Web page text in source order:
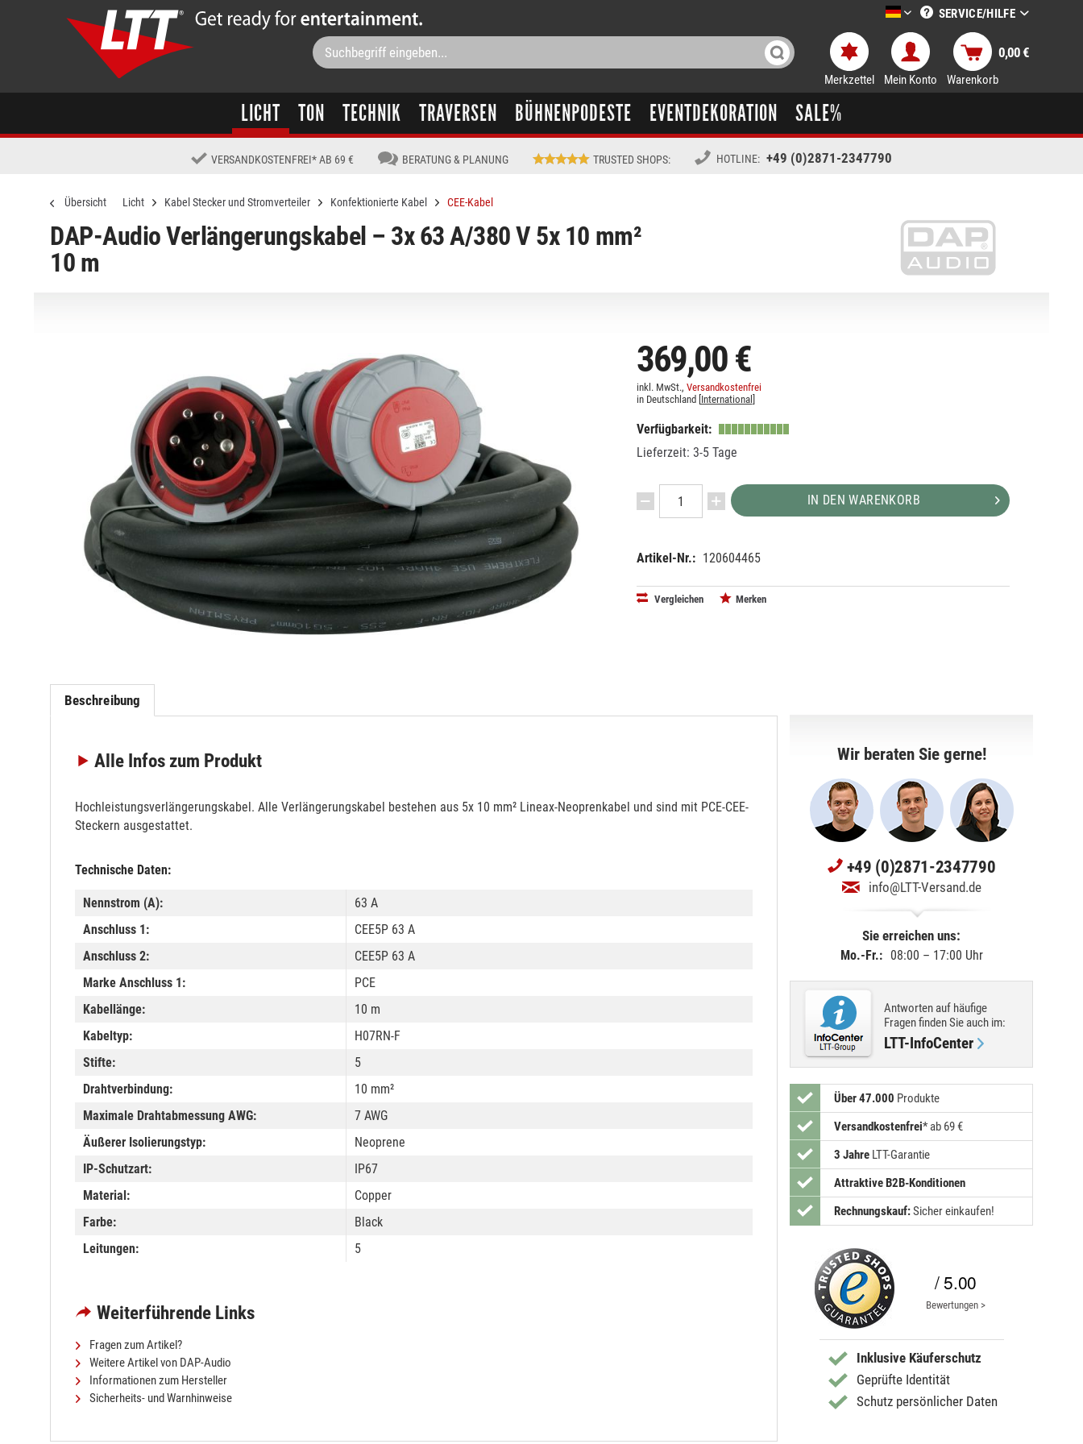
LTT-Versand deutsch
SERVICE/HILFE
Merkzettel Mein Konto Warenkorb
0,00 €
LICHT TON TECHNIK TRAVERSEN BÜHNENPODESTE EVENTDEKORATION SALE%
VERSANDKOSTENFREI* AB 69 € BERATUNG & PLANUNG TRUSTED SHOPS: HOTLINE: +49 (0)2871-2347790
Übersicht Licht Kabel Stecker und Stromverteiler Konfektionierte Kabel CEE-Kabel
DAP-Audio Verlängerungskabel – 3x 63 A/380 V 5x 10 mm²
10 m
369,00 €
inkl. MwSt., Versandkostenfrei
in Deutschland [ International
Verfügbarkeit:
Lieferzeit: 3-5 Tage
IN DEN WARENKORB
Artikel-Nr.: 120604465
Vergleichen Merken
Beschreibung
Alle Infos zum Produkt
Hochleistungsverlängerungskabel. Alle Verlängerungskabel bestehen aus 5x 10 mm² Lineax-Neoprenkabel und sind mit PCE-CEE-
Steckern ausgestattet.
Technische Daten:
Nennstrom (A):
63 A
Anschluss 1:
CEE5P 63 A
Anschluss 2:
CEE5P 63 A
Marke Anschluss 1:
PCE
Kabellänge:
10 m
Kabeltyp:
H07RN-F
Stifte:
5
Drahtverbindung:
10 mm²
Maximale Drahtabmessung AWG:
7 AWG
Äußerer Isolierungstyp:
Neoprene
IP-Schutzart:
IP67
Material:
Copper
Farbe:
Black
Leitungen:
5
Weiterführende Links
Fragen zum Artikel?
Weitere Artikel von DAP-Audio
Informationen zum Hersteller
Sicherheits- und Warnhinweise
Wir beraten Sie gerne!
+49 (0)2871-2347790
info@LTT-Versand.de
Sie erreichen uns:
Mo.-Fr.: 08:00 – 17:00 Uhr
Antworten auf häufige
Fragen finden Sie auch im:
LTT-InfoCenter
Über 47.000 Produkte
Versandkostenfrei* ab 69 €
3 Jahre LTT-Garantie
Attraktive B2B-Konditionen
Rechnungskauf:Sicher einkaufen!
/ 5.00
Bewertungen >
Inklusive Käuferschutz
Geprüfte Identität
Schutz persönlicher Daten